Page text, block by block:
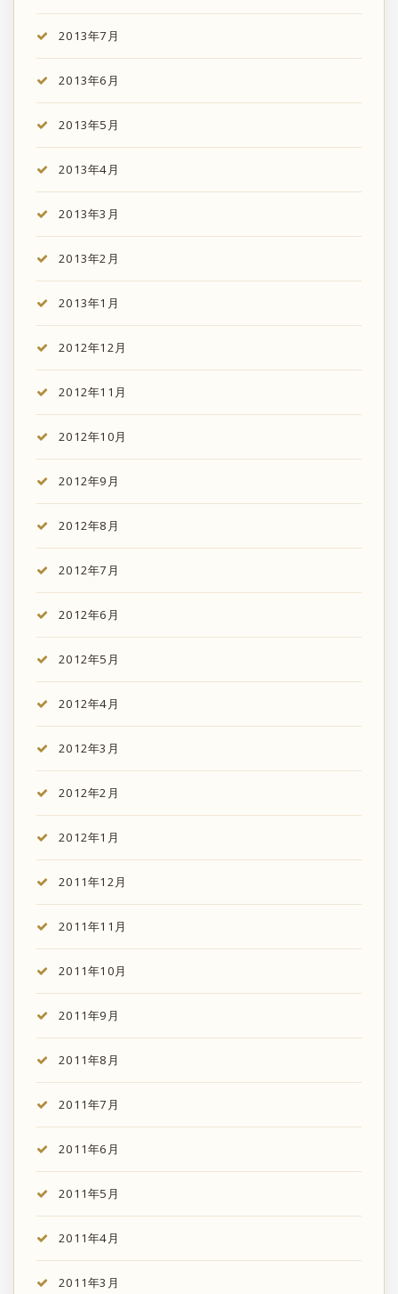
2013年7月
2013年6月
2013年5月
2013年4月
2013年3月
2013年2月
2013年1月
2012年12月
2012年11月
2012年10月
2012年9月
2012年8月
2012年7月
2012年6月
2012年5月
2012年4月
2012年3月
2012年2月
2012年1月
2011年12月
2011年11月
2011年10月
2011年9月
2011年8月
2011年7月
2011年6月
2011年5月
2011年4月
2011年3月